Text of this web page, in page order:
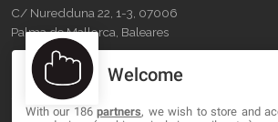
C/ Nuredduna 22, 1-3, 07006
Palma de Mallorca, Baleares
OUR COMPANY Welcome
With our 186partners, we wish to store and